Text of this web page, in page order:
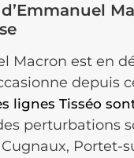
Macron est en
depuis
lignes Tisséo
perturbations